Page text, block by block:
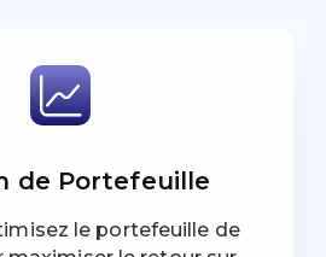
de Portefeuille
le portefeuille de